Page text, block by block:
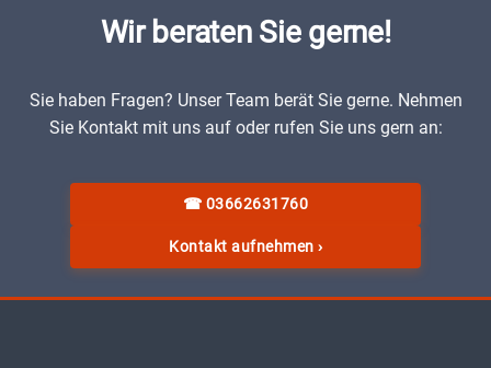
Wir beraten Sie gerne!
Sie haben Fragen? Unser Team berät Sie gerne. Nehmen
Sie Kontakt mit uns auf oder rufen Sie uns gern an:
☎ 03662631760
Kontakt aufnehmen ›